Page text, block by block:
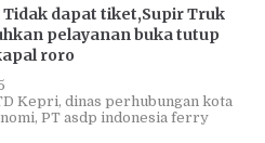
Tidak dapat tiket,Supir Truk
pelayanan buka tutup
roro
Kepri dinas perhubungan kota
PT asdp indonesia ferry